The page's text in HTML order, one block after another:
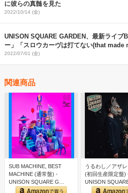
に彼らの真髄を見た
2022/10/14 (金)
UNISON SQUARE GARDEN、最新ライブ
ー」「スロウカーヴは打てない(that made
開
2022/07/01 (金)
関連商品
SUB MACHINE, BEST
MACHINE (通常盤) -
UNISON SQUARE G…
うるわし／アザ
(初回生産限定盤)
UNISON
GARDEN (特典